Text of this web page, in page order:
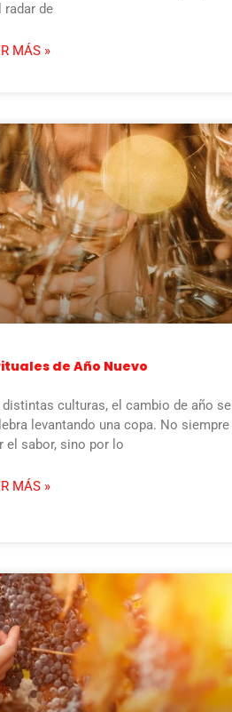
radar de
MÁS »
de Año Nuevo
distintas culturas, el cambio de año se
levantando una copa. No siempre
el sabor, sino por lo
MÁS »